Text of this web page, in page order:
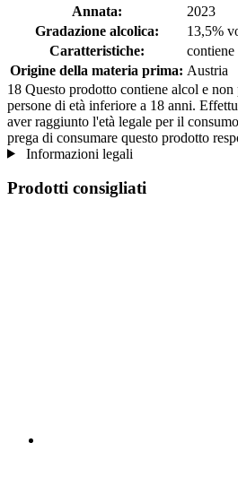
Annata:
2023
Gradazione alcolica:
13,5%
Caratteristiche:
contiene
Origine della materia prima: Austria
18 Questo prodotto contiene alcol e non
persone di età inferiore a 18 anni.
aver raggiunto l'età legale per il
prega di consumare questo prodotto
Informazioni legali
Prodotti consigliati